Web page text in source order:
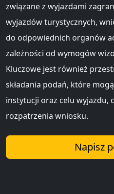
związane z wyjazdami
wyjazdów turystycznych,
do odpowiednich organów
zależności od wymogów
Kluczowe jest również
składania podań, które
instytucji oraz celu wyjazdu,
rozpatrzenia wniosku.
Napisz